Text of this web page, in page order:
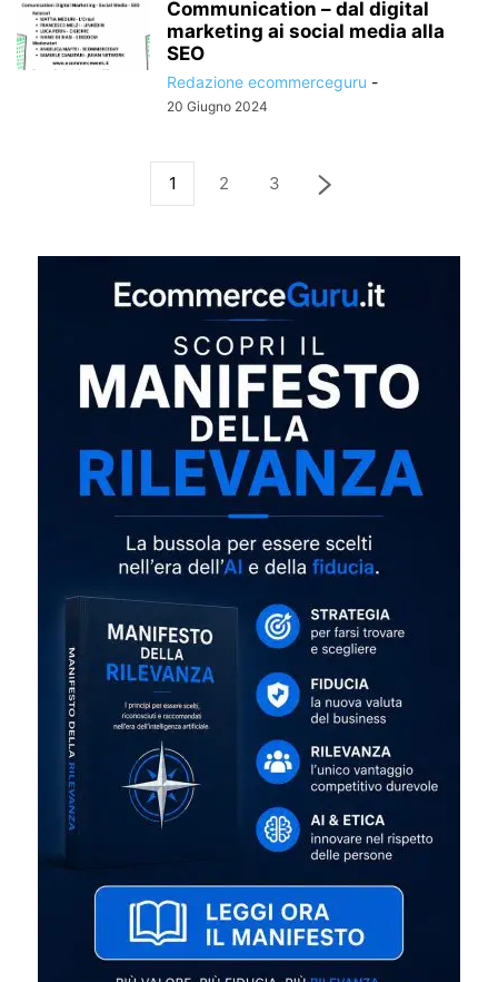
Communication – dal digital
marketing ai social media alla
SEO
Redazione ecommerceguru -
20 Giugno 2024
1 2 3